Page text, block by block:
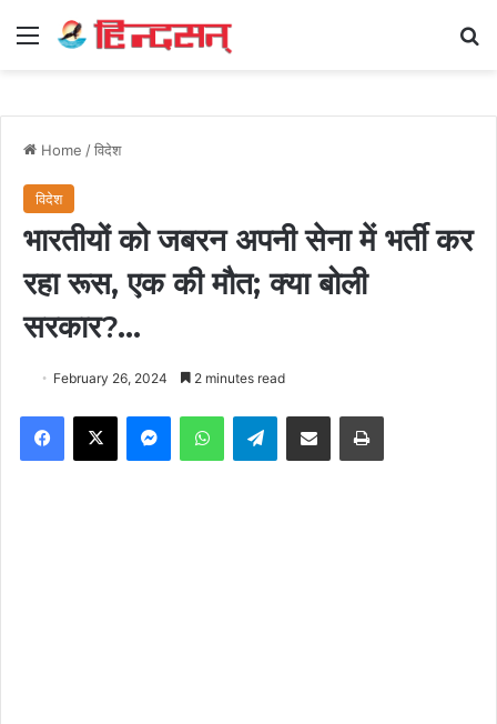
Menu
Home /विदेश
विदेश
भारतीयों को जबरन अपनी सेना में भर्ती कर
रहा रूस, एक की मौत; क्या बोली
सरकार?…
February 26, 2024 2 minutes read
Facebook
X MessengerWhatsAppTelegramShare via Email Print